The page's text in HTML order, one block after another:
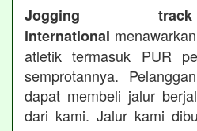
Jogging
international
atletik termasuk PUR
semprotannya.
dapat membeli jalur
dari kami. Jalur kami